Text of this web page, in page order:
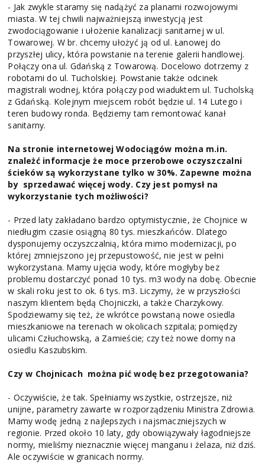
- Jak zwykle staramy się nadążyć za planami rozwojowymi
miasta. W tej chwili najważniejszą inwestycją jest
zwodociągowanie i ułożenie kanalizacji sanitarnej w ul.
Towarowej. W br. chcemy ułożyć ją od ul. Łanowej do
przyszłej ulicy, która powstanie na terenie galerii handlowej.
Połączy ona ul. Gdańską z Towarową. Docelowo dotrzemy z
robotami do ul. Tucholskiej. Powstanie także odcinek
magistrali wodnej, która połączy pod wiaduktem ul. Tucholską
z Gdańską. Kolejnym miejscem robót będzie ul. 14 Lutego i
teren budowy ronda. Będziemy tam remontować kanał
sanitarny.
Na stronie internetowej Wodociągów można m.in.
znależć informacje że moce przerobowe oczyszczalni
ścieków są wykorzystane tylko w 30%. Zapewne można
by sprzedawać więcej wody. Czy jest pomysł na
wykorzystanie tych możliwości?
- Przed laty zakładano bardzo optymistycznie, że Chojnice w
niedługim czasie osiągną 80 tys. mieszkańców. Dlatego
dysponujemy oczyszczalnią, która mimo modernizacji, po
której zmniejszono jej przepustowość, nie jest w pełni
wykorzystana. Mamy ujęcia wody, które mogłyby bez
problemu dostarczyć ponad 10 tys. m3 wody na dobę. Obecnie
w skali roku jest to ok. 6 tys. m3. Liczymy, że w przyszłości
naszym klientem będą Chojniczki, a także Charzykowy.
Spodziewamy się też, że wkrótce powstaną nowe osiedla
mieszkaniowe na terenach w okolicach szpitala; pomiędzy
ulicami Człuchowską, a Zamieście; czy też nowe domy na
osiedlu Kaszubskim.
Czy w Chojnicach można pić wodę bez przegotowania?
- Oczywiście, że tak. Spełniamy wszystkie, ostrzejsze, niż
unijne, parametry zawarte w rozporządzeniu Ministra Zdrowia.
Mamy wodę jedną z najlepszych i najsmaczniejszych w
regionie. Przed około 10 laty, gdy obowiązywały łagodniejsze
normy, mieliśmy nieznacznie więcej manganu i żelaza, niż dziś.
Ale oczywiście w granicach normy.